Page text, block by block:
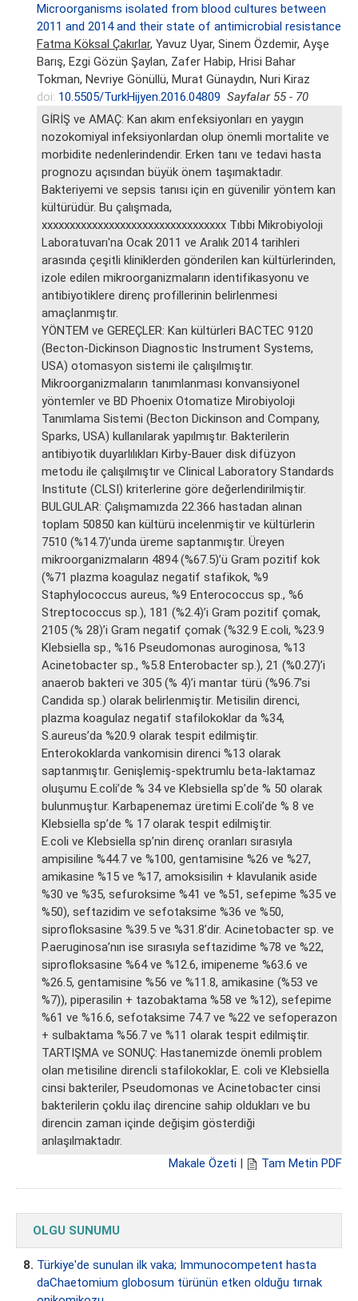
Microorganisms isolated from blood cultures between
2011 and 2014 and their state of antimicrobial resistance
Fatma Köksal Çakırlar, Yavuz Uyar, Sinem Özdemir, Ayşe
Barış, Ezgi Gözün Şaylan, Zafer Habip, Hrisi Bahar
Tokman, Nevriye Gönüllü, Murat Günaydın, Nuri Kiraz
doi: 10.5505/TurkHijyen.2016.04809 Sayfalar 55 - 70
GİRİŞ ve AMAÇ: Kan akım enfeksiyonları en yaygın
nozokomiyal infeksiyonlardan olup önemli mortalite ve
morbidite nedenlerindendir. Erken tanı ve tedavi hasta
prognozu açısından büyük önem taşımaktadır.
Bakteriyemi ve sepsis tanısı için en güvenilir yöntem kan
kültürüdür. Bu çalışmada,
xxxxxxxxxxxxxxxxxxxxxxxxxxxxxxxxx Tıbbi Mikrobiyoloji
Laboratuvarı'na Ocak 2011 ve Aralık 2014 tarihleri
arasında çeşitli kliniklerden gönderilen kan kültürlerinden,
izole edilen mikroorganizmaların identifikasyonu ve
antibiyotiklere direnç profillerinin belirlenmesi
amaçlanmıştır.
YÖNTEM ve GEREÇLER: Kan kültürleri BACTEC 9120
(Becton-Dickinson Diagnostic Instrument Systems,
USA) otomasyon sistemi ile çalışılmıştır.
Mikroorganizmaların tanımlanması konvansiyonel
yöntemler ve BD Phoenix Otomatize Mirobiyoloji
Tanımlama Sistemi (Becton Dickinson and Company,
Sparks, USA) kullanılarak yapılmıştır. Bakterilerin
antibiyotik duyarlılıkları Kirby-Bauer disk difüzyon
metodu ile çalışılmıştır ve Clinical Laboratory Standards
Institute (CLSI) kriterlerine göre değerlendirilmiştir.
BULGULAR: Çalışmamızda 22.366 hastadan alınan
toplam 50850 kan kültürü incelenmiştir ve kültürlerin
7510 (%14.7)’unda üreme saptanmıştır. Üreyen
mikroorganizmaların 4894 (%67.5)’ü Gram pozitif kok
(%71 plazma koagulaz negatif stafikok, %9
Staphylococcus aureus, %9 Enterococcus sp., %6
Streptococcus sp.), 181 (%2.4)’i Gram pozitif çomak,
2105 (% 28)’i Gram negatif çomak (%32.9 E.coli, %23.9
Klebsiella sp., %16 Pseudomonas auroginosa, %13
Acinetobacter sp., %5.8 Enterobacter sp.), 21 (%0.27)’i
anaerob bakteri ve 305 (% 4)’i mantar türü (%96.7’si
Candida sp.) olarak belirlenmiştir. Metisilin direnci,
plazma koagulaz negatif stafilokoklar da %34,
S.aureus’da %20.9 olarak tespit edilmiştir.
Enterokoklarda vankomisin direnci %13 olarak
saptanmıştır. Genişlemiş-spektrumlu beta-laktamaz
oluşumu E.coli’de % 34 ve Klebsiella sp’de % 50 olarak
bulunmuştur. Karbapenemaz üretimi E.coli’de % 8 ve
Klebsiella sp’de % 17 olarak tespit edilmiştir.
E.coli ve Klebsiella sp’nin direnç oranları sırasıyla
ampisiline %44.7 ve %100, gentamisine %26 ve %27,
amikasine %15 ve %17, amoksisilin + klavulanik aside
%30 ve %35, sefuroksime %41 ve %51, sefepime %35 ve
%50), seftazidim ve sefotaksime %36 ve %50,
siprofloksasine %39.5 ve %31.8’dir. Acinetobacter sp. ve
P.aeruginosa’nın ise sırasıyla seftazidime %78 ve %22,
siprofloksasine %64 ve %12.6, imipeneme %63.6 ve
%26.5, gentamisine %56 ve %11.8, amikasine (%53 ve
%7)), piperasilin + tazobaktama %58 ve %12), sefepime
%61 ve %16.6, sefotaksime 74.7 ve %22 ve sefoperazon
+ sulbaktama %56.7 ve %11 olarak tespit edilmiştir.
TARTIŞMA ve SONUÇ: Hastanemizde önemli problem
olan metisiline direncli stafilokoklar, E. coli ve Klebsiella
cinsi bakteriler, Pseudomonas ve Acinetobacter cinsi
bakterilerin çoklu ilaç direncine sahip oldukları ve bu
direncin zaman içinde değişim gösterdiği
anlaşılmaktadır.
Makale Özeti | Tam Metin PDF
OLGU SUNUMU
8. Türkiye'de sunulan ilk vaka; Immunocompetent hasta
daChaetomium globosum türünün etken olduğu tırnak